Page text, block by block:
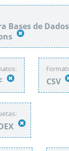
Bases de
CSV